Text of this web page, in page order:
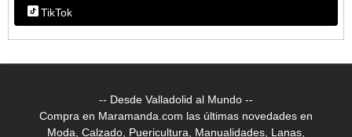
TikTok
-- Desde Valladolid al Mundo --
Compra en Maramanda.com las últimas novedades en
Moda, Calzado, Puericultura, Manualidades, Lanas,